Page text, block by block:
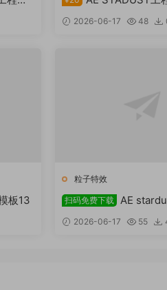
2026-06-17 48
板13
粒子特效
扫码免费下载
AE
2026-06-17 55